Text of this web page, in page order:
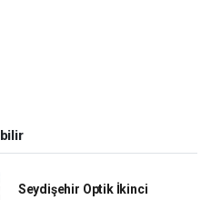
Seydişehir Optik İkinci